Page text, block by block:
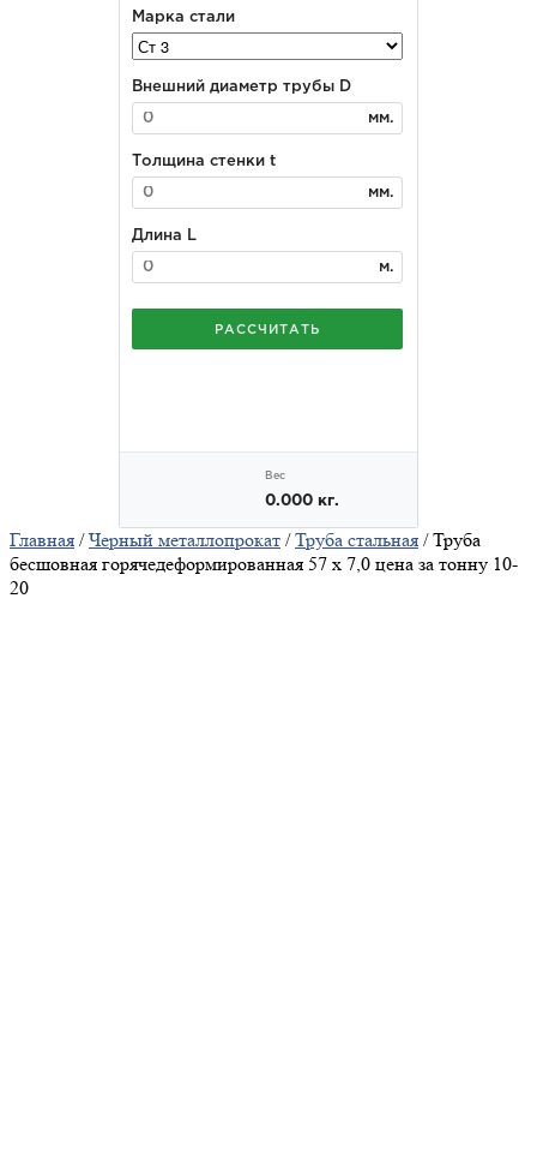
Главная /Черный металлопрокат /Труба стальная / Труба
бесшовная горячедеформированная 57 х 7,0 цена за тонну 10-
20